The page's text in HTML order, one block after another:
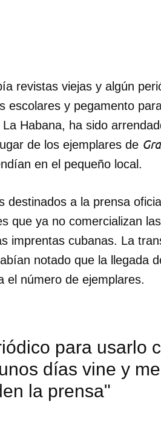
revistas viejas y algún
escolares y pegamento
Habana, ha sido
de los ejemplares de
en el pequeño local.
destinados a la prensa
que ya no comercializan
imprentas cubanas. La
notado que la llegada
el número de ejemplares.
para usarlo
días vine y
la prensa"